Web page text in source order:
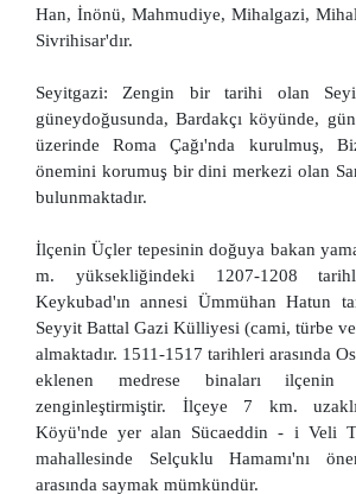
Han, İnönü, Mahmudiye, Mihalgazi,
Sivrihisar'dır.
Seyitgazi: Zengin bir tarihi olan
güneydoğusunda, Bardakçı köyünde,
üzerinde Roma Çağı'nda kurulmuş,
önemini korumuş bir dini merkezi olan
bulunmaktadır.
İlçenin Üçler tepesinin doğuya bakan
m. yüksekliğindeki 1207-1208
Keykubad'ın annesi Ümmühan Hatun
Seyyit Battal Gazi Külliyesi (cami, türbe
almaktadır. 1511-1517 tarihleri arasında
eklenen medrese binaları ilçenin
zenginleştirmiştir. İlçeye 7 km.
Köyü'nde yer alan Sücaeddin - i Veli
mahallesinde Selçuklu Hamamı'nı
arasında saymak mümkündür.